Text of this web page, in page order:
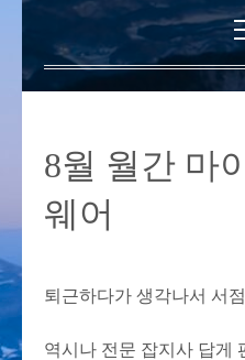
8월 월간 마
웨어
퇴근하다가 생각나서 서
역시나 전문 잡지사 답게